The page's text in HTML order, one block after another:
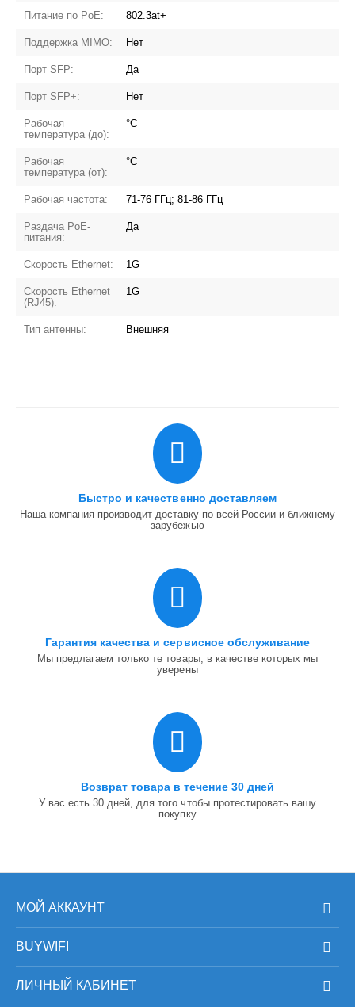
Питание по PoE: 802.3at+
Поддержка MIMO: Нет
Порт SFP: Да
Порт SFP+: Нет
Рабочая
температура (до):
°C
Рабочая
температура (от):
°C
Рабочая частота: 71-76 ГГц; 81-86 ГГц
Раздача PoE-
питания:
Да
Скорость Ethernet: 1G
Скорость Ethernet
(RJ45):
1G
Тип антенны: Внешняя
Быстро и качественно доставляем
Наша компания производит доставку по всей России и ближнему
зарубежью
Гарантия качества и сервисное обслуживание
Мы предлагаем только те товары, в качестве которых мы
уверены
Возврат товара в течение 30 дней
У вас есть 30 дней, для того чтобы протестировать вашу
покупку
МОЙ АККАУНТ
BUYWIFI
ЛИЧНЫЙ КАБИНЕТ